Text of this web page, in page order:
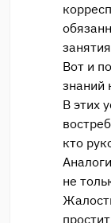
Вот и
знаний
В этих
кто
не